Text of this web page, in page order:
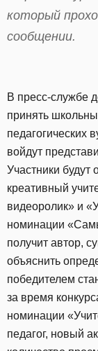
который
сообщении.
В пресс-службе
принять
педагогических
войдут
Участники
креативный
видеоролик» и
номинации
получит автор,
объяснить
победителем
за время
номинации
педагог, новый